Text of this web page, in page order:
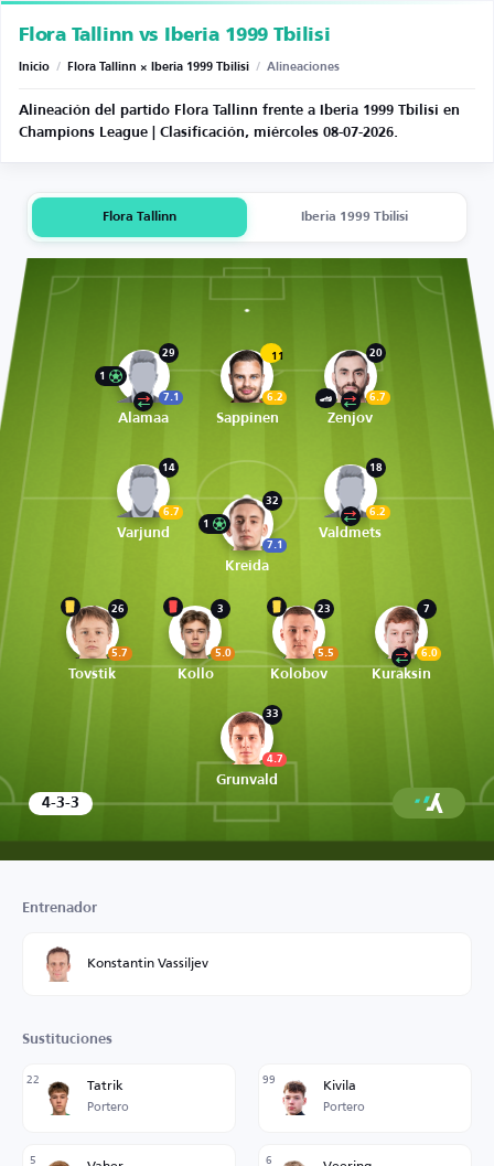
Flora Tallinn vs Iberia 1999 Tbilisi
Inicio / Flora Tallinn × Iberia 1999 Tbilisi / Alineaciones
Alineación del partido Flora Tallinn frente a Iberia 1999 Tbilisi en
Champions League | Clasificación, miércoles 08-07-2026.
Flora Tallinn Iberia 1999 Tbilisi
29
7.1
1
Alamaa
11
6.2
Sappinen
20
6.7
Zenjov
14
6.7
Varjund
32
7.1
1
Kreida
18
6.2
Valdmets
26
5.7
Tovstik
3
5.0
Kollo
23
5.5
Kolobov
7
6.0
Kuraksin
33
4.7
Grunvald
4-3-3
Entrenador
Konstantin Vassiljev
Sustituciones
22 Tatrik
Portero
99 Kivila
Portero
5 6